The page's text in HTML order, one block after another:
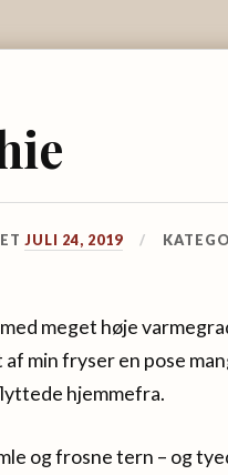
JULI 24, 2019
meget høje
min fryser en pose
hjemmefra.
og frosne tern – og